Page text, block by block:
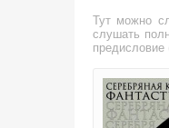
Тут можно
слушать
предисловие